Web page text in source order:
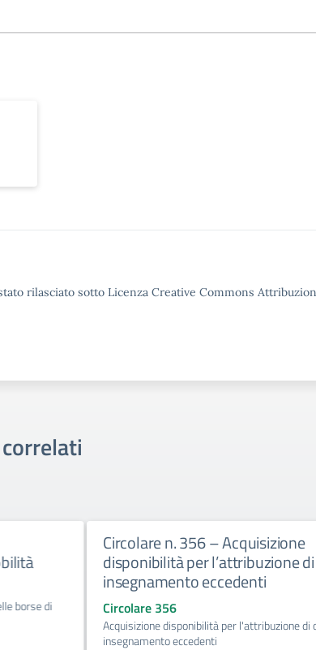
rilasciato sotto Licenza Creative Commons
borse di
Circolare n. 356 – Acquisizione
disponibilità per l’attribuzione
insegnamento eccedenti
Circolare 356
Acquisizione disponibilità per l'attribuzione di
insegnamento eccedenti